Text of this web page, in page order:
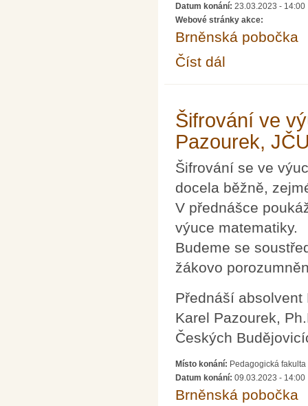
Datum konání: 23.03.2023 - 14:00
Webové stránky akce:
Brněnská pobočka
Číst dál
Šifrování ve
Pazourek,
Šifrování se ve
docela běžně,
V přednášce
výuce matematiky.
Budeme se
žákovo
Přednáší absolvent
Karel Pazourek,
Českých
Místo konání: Pedagogická
Datum konání: 09.03.2023 - 14:00
Brněnská pobočka